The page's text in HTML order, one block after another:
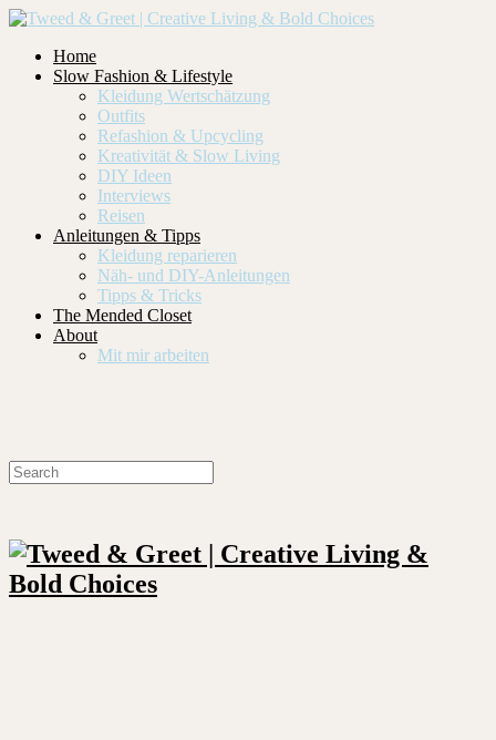
Home
Slow Fashion & Lifestyle
Kleidung Wertschätzung
Outfits
Refashion & Upcycling
Kreativität & Slow Living
DIY Ideen
Interviews
Reisen
Anleitungen & Tipps
Kleidung reparieren
Näh- und DIY-Anleitungen
Tipps & Tricks
The Mended Closet
About
Mit mir arbeiten